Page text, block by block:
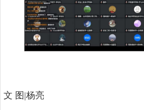
文 图|杨亮